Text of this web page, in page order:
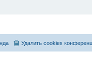
Удалить cookies